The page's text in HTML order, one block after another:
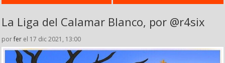
La Liga del Calamar Blanco, por @r4six
porfer el 17 dic 2021, 13:00